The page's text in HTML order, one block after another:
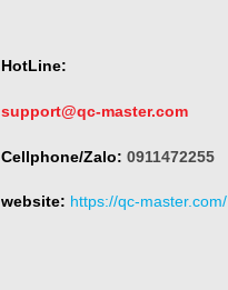
HotLine:
support@qc-master.com
Cellphone/Zalo: 0911472255
website: https://qc-master.com/